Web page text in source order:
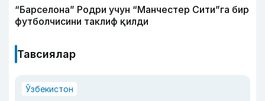
“Барселона” Родри учун “Манчестер Сити”га бир
футболчисини таклиф қилди
Тавсиялар
Ўзбекистон